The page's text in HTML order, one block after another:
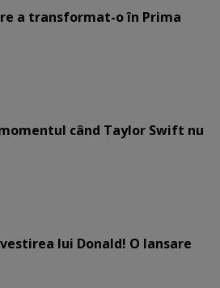
a transformat-o în Prima
când Taylor Swift nu
lui Donald! O lansare